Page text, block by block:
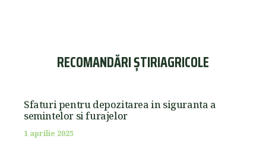
RECOMANDĂRI ȘTIRIAGRICOLE
Sfaturi pentru depozitarea in siguranta a
semintelor si furajelor
1 aprilie 2025